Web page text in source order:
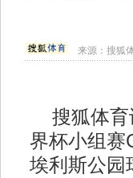
来源：搜狐
搜狐体育
界杯小组赛
埃利斯公园